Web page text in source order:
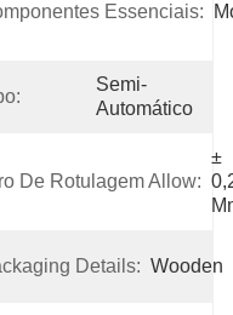
Essenciais:
Semi-
Automático
De Rotulagem Allow:
±
Details: Wooden